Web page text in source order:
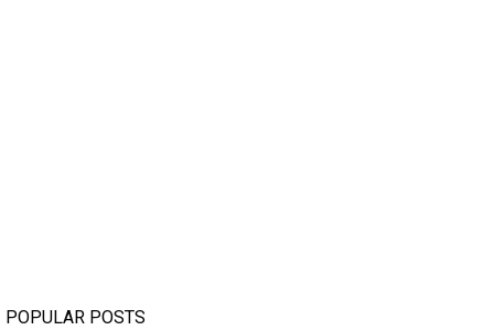
POPULAR POSTS